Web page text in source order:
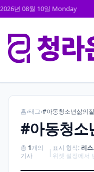
2026년 08월 10일 Monday
홈›태그›#아동청소년삶의
#아동청소
총 1개의
기사
| 표시 형식: 리
위젯 설정에서